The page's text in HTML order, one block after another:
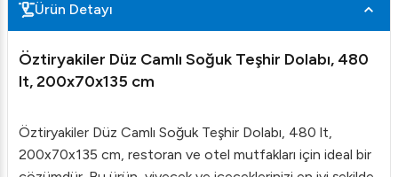
Ürün Detayı
Öztiryakiler Düz Camlı Soğuk Teşhir Dolabı, 480
lt, 200x70x135 cm
Öztiryakiler Düz Camlı Soğuk Teşhir Dolabı, 480 lt,
200x70x135 cm, restoran ve otel mutfakları için ideal bir